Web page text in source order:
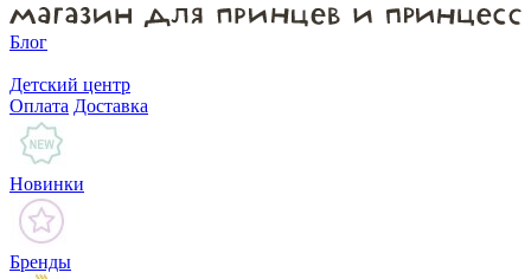
Блог
Детский центр
Оплата Доставка
Новинки
Бренды